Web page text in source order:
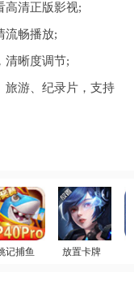
高清正版影视;
流畅播放;
清晰度调节;
旅游、纪录片，支持
记捕鱼
放置卡牌